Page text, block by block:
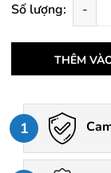
Số lượng: -
THÊM
1